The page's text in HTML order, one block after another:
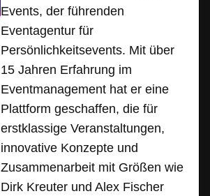
Events, der führenden
Eventagentur für
Persönlichkeitsevents. Mit über
15 Jahren Erfahrung im
Eventmanagement hat er eine
Plattform geschaffen, die für
erstklassige Veranstaltungen,
innovative Konzepte und
Zusammenarbeit mit Größen wie
Dirk Kreuter und Alex Fischer